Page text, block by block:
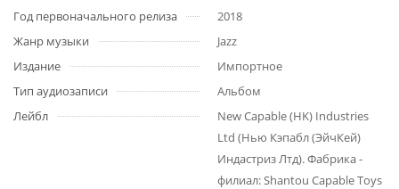
Год первоначального релиза
2018
Жанр музыки
Jazz
Издание
Импортное
Тип аудиозаписи
Альбом
Лейбл
New Capable (HK) Industries
Ltd (Нью Кэпабл (ЭйчКей)
Индастриз Лтд). Фабрика -
филиал: Shantou Capable Toys